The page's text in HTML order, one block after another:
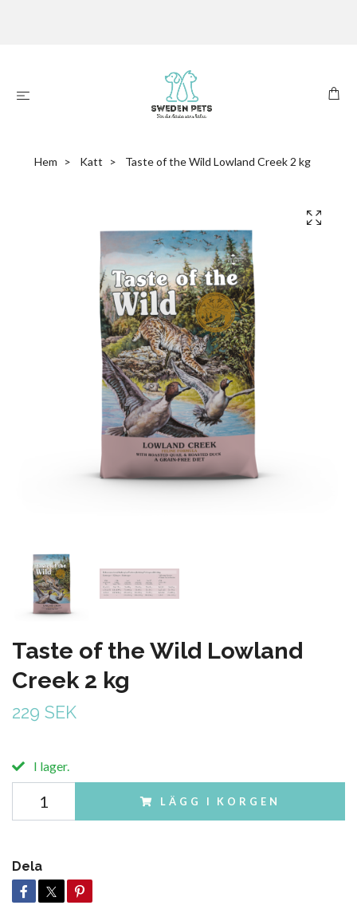
Hem Katt Taste of the Wild Lowland Creek 2 kg
Taste of the Wild Lowland
Creek 2 kg
229 SEK
I lager.
LÄGG I KORGEN
Dela